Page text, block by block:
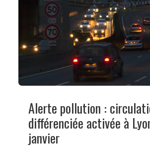
Alerte pollution :
différenciée activée à
janvier